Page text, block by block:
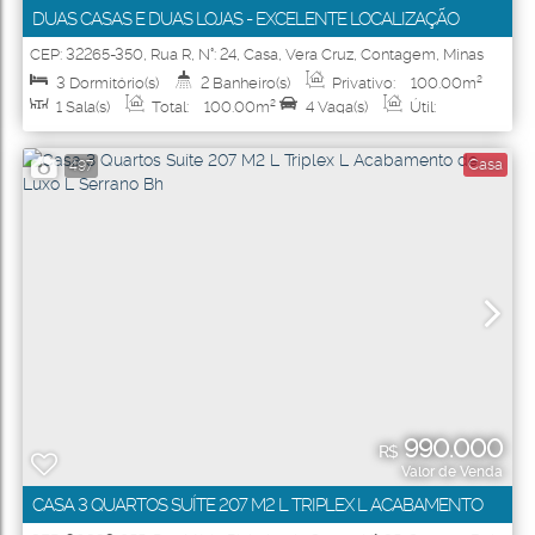
DUAS CASAS E DUAS LOJAS - EXCELENTE LOCALIZAÇÃO
CEP: 32265-350, Rua R, N°: 24, Casa, Vera Cruz, Contagem, Minas
Gerais
3 Dormitório(s) 2 Banheiro(s) Privativo: 100.00m²
1 Sala(s) Total: 100.00m² 4 Vaga(s)
Útil:
100.00m² Terreno: 360.00m² Fundos: 30.00m
Frente:
12.00m
497 Casa
R$990.000
Valor de Venda
CASA 3 QUARTOS SUÍTE 207 M2 L TRIPLEX L ACABAMENTO